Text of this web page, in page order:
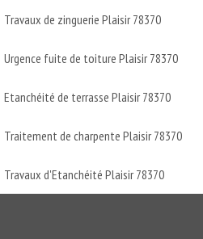
Travaux de zinguerie Plaisir 78370
Urgence fuite de toiture Plaisir 78370
Etanchéité de terrasse Plaisir 78370
Traitement de charpente Plaisir 78370
Travaux d'Etanchéité Plaisir 78370